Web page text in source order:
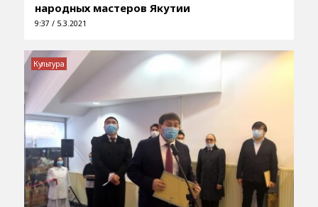
народных мастеров Якутии
9:37 / 5.3.2021
Культура